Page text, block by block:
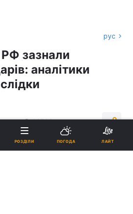
рус
зазнали
аналітики
хв. 16703
на нас в Google
РОЗДІЛИ ПОГОДА ЛАЙТ